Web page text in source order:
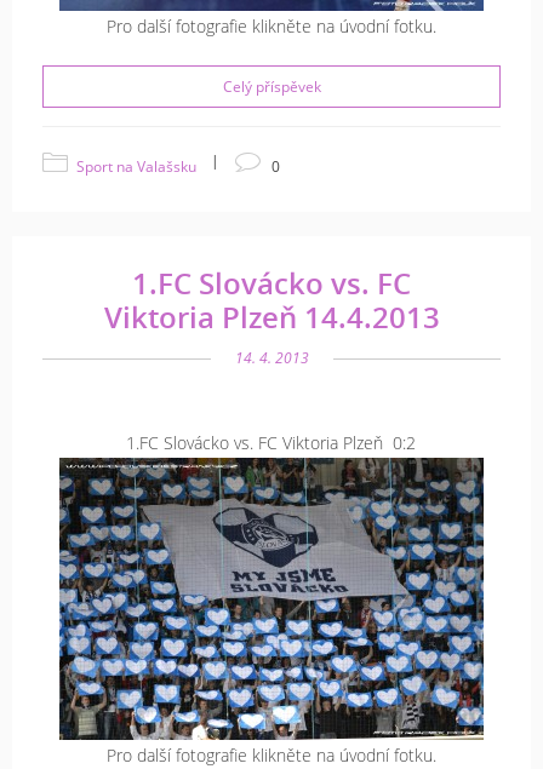
Pro další fotografie klikněte na úvodní fotku.
Celý příspěvek
Sport na Valašsku | 0
1.FC Slovácko vs. FC
Viktoria Plzeň 14.4.2013
14. 4. 2013
1.FC Slovácko vs. FC Viktoria Plzeň 0:2
Pro další fotografie klikněte na úvodní fotku.